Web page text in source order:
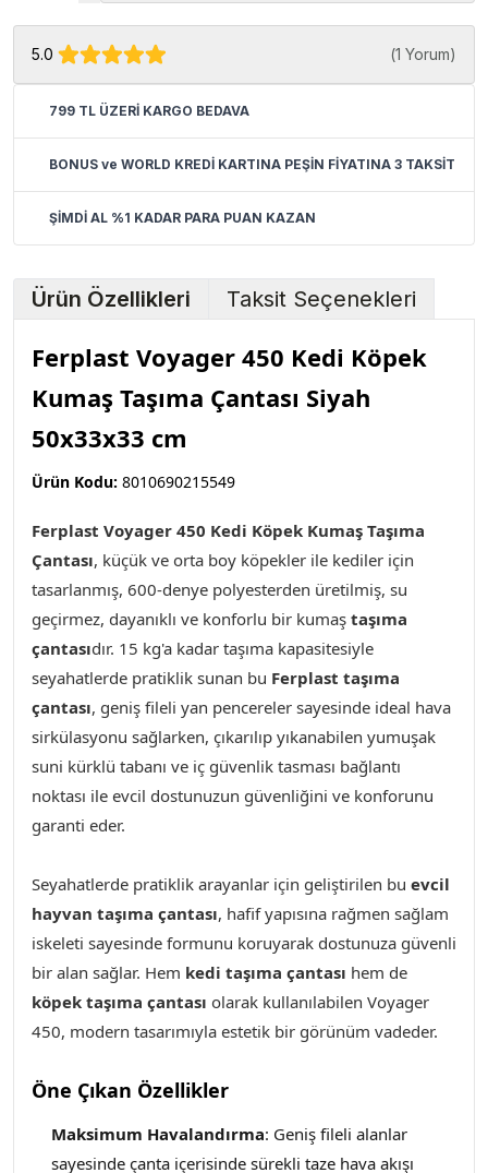
5.0 (1 Yorum)
799 TL ÜZERİ KARGO BEDAVA
BONUS ve WORLD KREDİ KARTINA PEŞİN FİYATINA 3 TAKSİT
ŞİMDİ AL %1 KADAR PARA PUAN KAZAN
Ürün Özellikleri Taksit Seçenekleri
Ferplast Voyager 450 Kedi Köpek
Kumaş Taşıma Çantası Siyah
50x33x33 cm
Ürün Kodu: 8010690215549
Ferplast Voyager 450 Kedi Köpek Kumaş Taşıma
Çantası, küçük ve orta boy köpekler ile kediler için
tasarlanmış, 600-denye polyesterden üretilmiş, su
geçirmez, dayanıklı ve konforlu bir kumaş taşıma
çantasıdır. 15 kg'a kadar taşıma kapasitesiyle
seyahatlerde pratiklik sunan bu Ferplast taşıma
çantası, geniş fileli yan pencereler sayesinde ideal hava
sirkülasyonu sağlarken, çıkarılıp yıkanabilen yumuşak
suni kürklü tabanı ve iç güvenlik tasması bağlantı
noktası ile evcil dostunuzun güvenliğini ve konforunu
garanti eder.
Seyahatlerde pratiklik arayanlar için geliştirilen bu evcil
hayvan taşıma çantası, hafif yapısına rağmen sağlam
iskeleti sayesinde formunu koruyarak dostunuza güvenli
bir alan sağlar. Hem kedi taşıma çantası hem de
köpek taşıma çantası olarak kullanılabilen Voyager
450​, modern tasarımıyla estetik bir görünüm vadeder.
Öne Çıkan Özellikler
Maksimum Havalandırma: Geniş fileli alanlar
sayesinde çanta içerisinde sürekli taze hava akışı